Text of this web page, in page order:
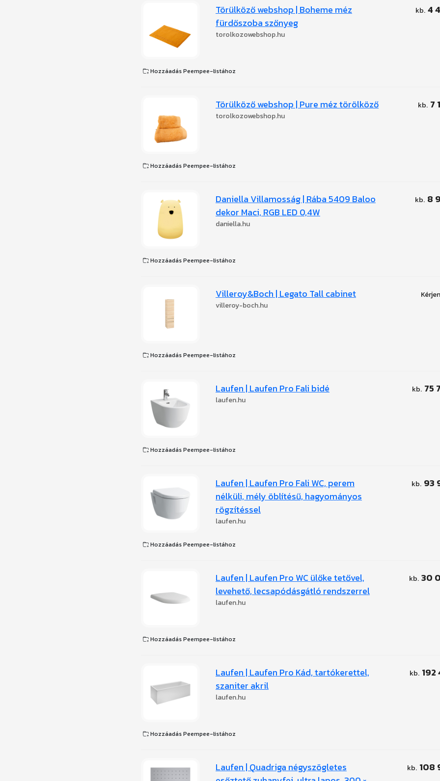
Törülköző webshop | Boheme méz
fürdőszoba szőnyeg
torolkozowebshop.hu
4
Hozzáadás Peempee-listához
Törülköző webshop | Pure méz törölköző
torolkozowebshop.hu
7
Hozzáadás Peempee-listához
Daniella Villamosság | Rába 5409 Baloo
dekor Maci, RGB LED 0,4W
daniella.hu
8
Hozzáadás Peempee-listához
Villeroy&Boch | Legato Tall cabinet
villeroy-boch.hu
Hozzáadás Peempee-listához
Laufen | Laufen Pro Fali bidé
laufen.hu
75
Hozzáadás Peempee-listához
Laufen | Laufen Pro Fali WC, perem
nélküli, mély öblítésű, hagyományos
rögzítéssel
laufen.hu
93
Hozzáadás Peempee-listához
Laufen | Laufen Pro WC ülőke tetővel,
levehető, lecsapódásgátló rendszerrel
laufen.hu
30
Hozzáadás Peempee-listához
Laufen | Laufen Pro Kád, tartókerettel,
szaniter akril
laufen.hu
192
Hozzáadás Peempee-listához
Laufen | Quadriga négyszögletes
108